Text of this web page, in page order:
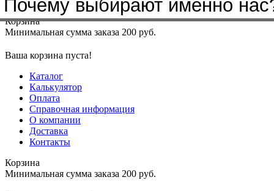
Меню+7(4912)50-37-50sbit@krep62.ru
Корзина
Минимальная сумма заказа 200 руб.
Ваша корзина пуста!
Каталог
Калькулятор
Оплата
Справочная информация
О компании
Доставка
Контакты
Корзина
Минимальная сумма заказа 200 руб.
Почему выбирают именно